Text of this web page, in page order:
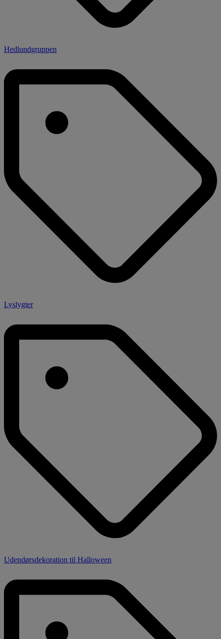
Hedlundgruppen
Lyslygter
Udendørsdekoration til Halloween